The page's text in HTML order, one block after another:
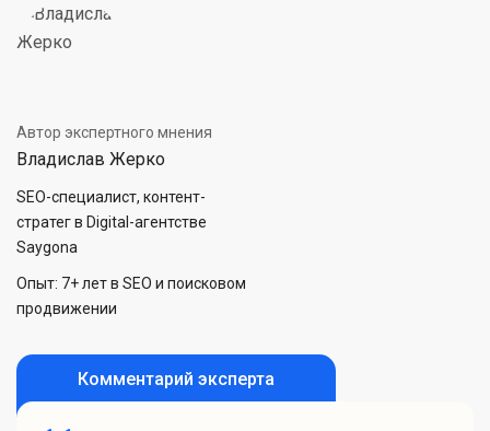
Автор экспертного мнения
Владислав Жерко
SEO-специалист, контент-
стратег в Digital-агентстве
Saygona
Опыт: 7+ лет в SEO и поисковом
продвижении
Комментарий эксперта